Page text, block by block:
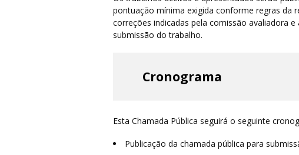
pontuação mínima exigida conforme regras da
correções indicadas pela comissão avaliadora
submissão do trabalho.
Cronograma
Esta Chamada Pública seguirá o seguinte
Publicação da chamada pública para